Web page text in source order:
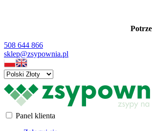
508 644 866
sklep@zsypownia.pl
Panel klienta